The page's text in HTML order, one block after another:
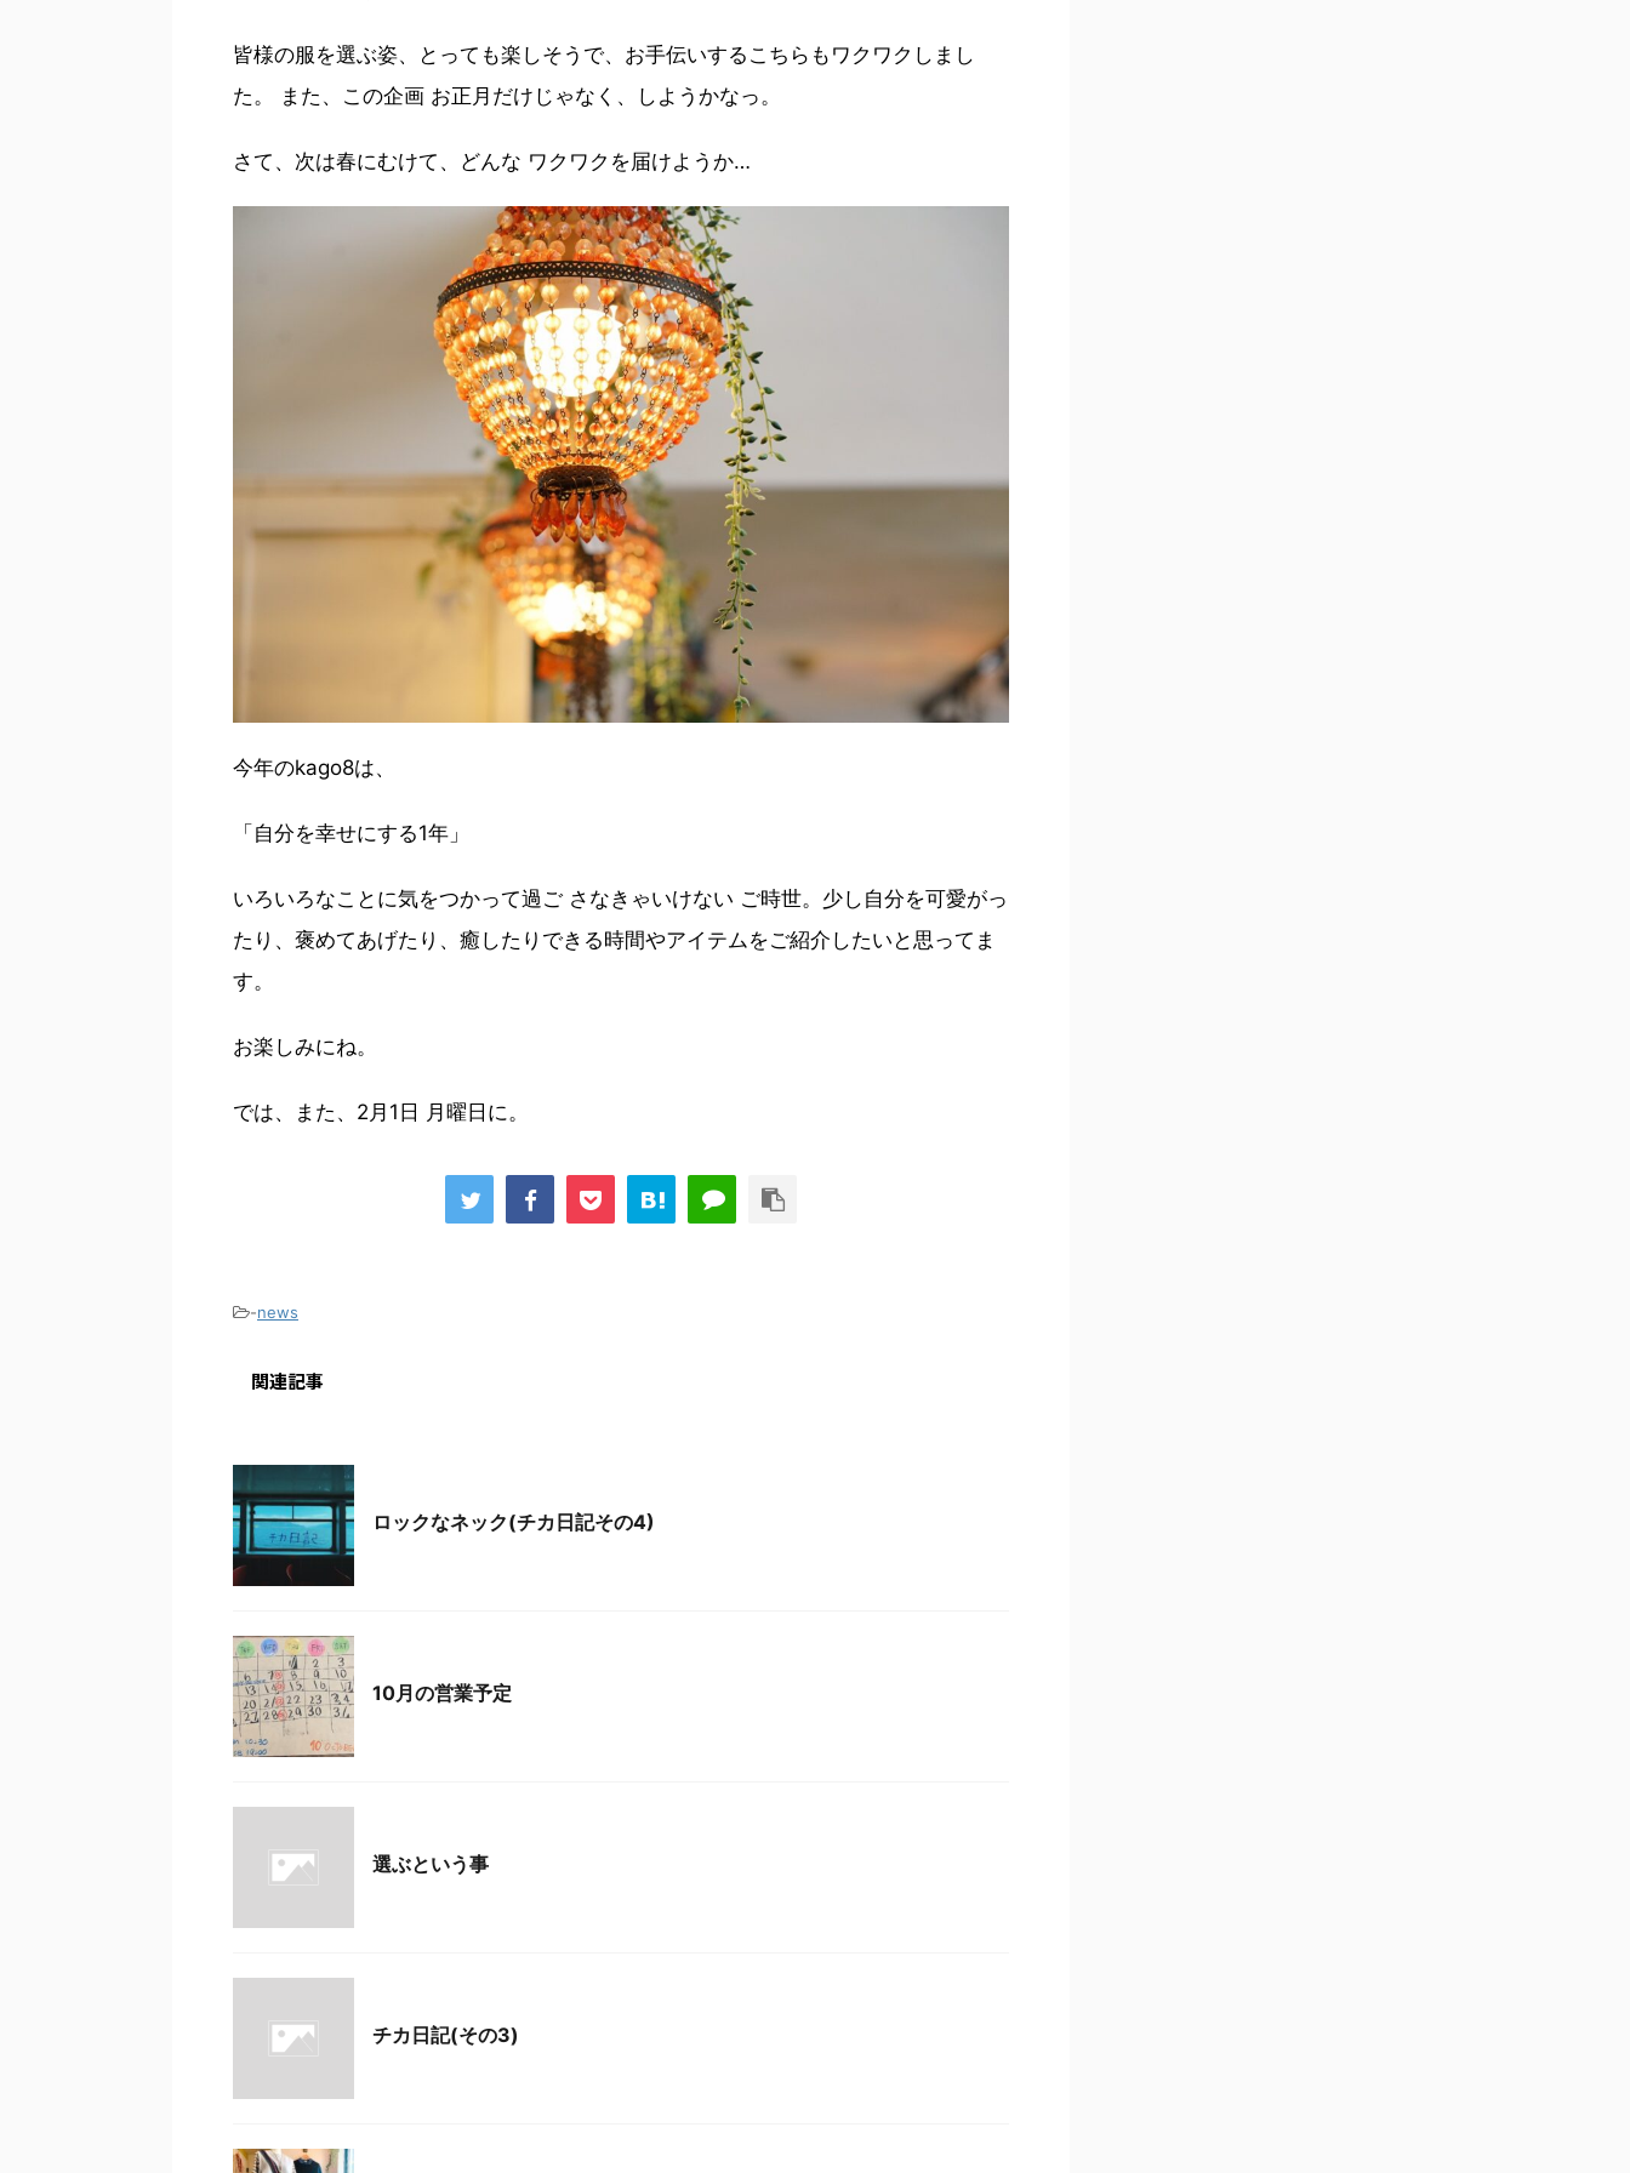
皆様の服を選ぶ姿、とっても楽しそうで、お手伝いするこちらもワクワクしまし
た。 また、この企画 お正月だけじゃなく、しようかなっ。
さて、次は春にむけて、どんな ワクワクを届けようか…
今年のkago8は、
「自分を幸せにする1年」
いろいろなことに気をつかって過ご さなきゃいけない ご時世。少し自分を可愛がっ
たり、褒めてあげたり、癒したりできる時間やアイテムをご紹介したいと思ってま
す。
お楽しみにね。
では、また、2月1日 月曜日に。
-news
関連記事
ロックなネック(チカ日記その4)
10月の営業予定
選ぶという事
チカ日記(その3)